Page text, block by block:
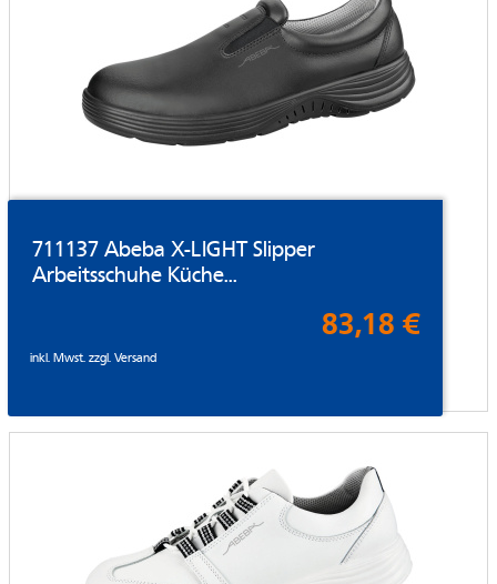
711137 Abeba X-LIGHT Slipper
Arbeitsschuhe Küche...
83,18 €
inkl. Mwst. zzgl.Versand